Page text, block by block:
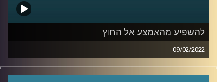
להשפיע מהאמצע אל החוץ
09/02/2022
אני משערת שרובכם ורובכן שמעתם על שינויים מהשטח,
כלומר מלמעטה ומשם עולים "למעלה" אל מקבלי ההחלטות